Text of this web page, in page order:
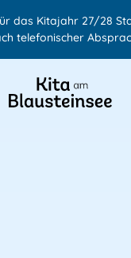
das Kitajahr 27/28
telefonischer